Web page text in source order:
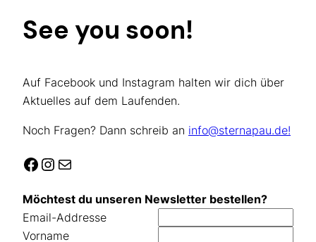
See you soon!
Auf Facebook und Instagram halten wir dich über
Aktuelles auf dem Laufenden.
Noch Fragen? Dann schreib an info@sternapau.de!
Facebook
Instagram
E-Mail
Möchtest du unseren Newsletter bestellen?
Email-Addresse
Vorname